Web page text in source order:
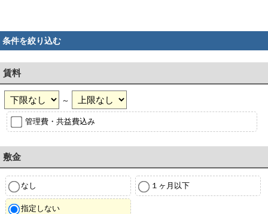
条件を絞り込む
賃料
～
管理費・共益費込み
敷金
なし １ヶ月以下
指定しない